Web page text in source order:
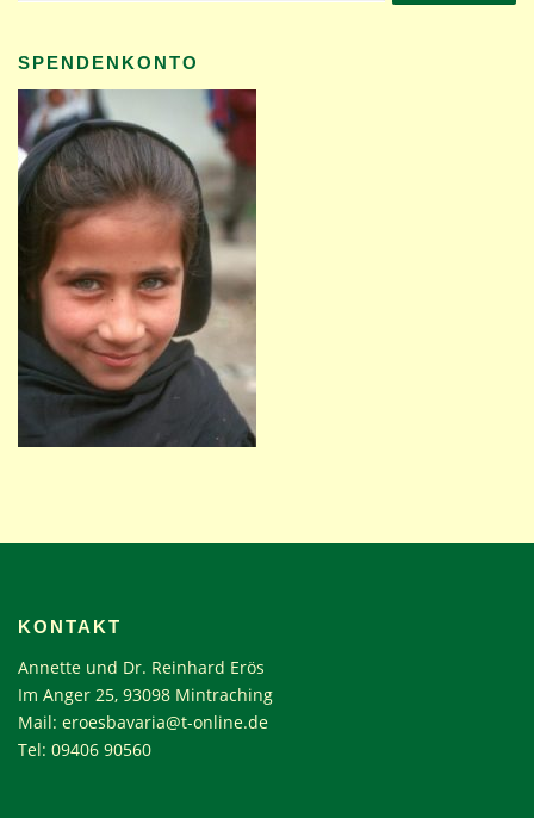
SPENDENKONTO
KONTAKT
Annette und Dr. Reinhard Erös
Im Anger 25, 93098 Mintraching
Mail: eroesbavaria@t-online.de
Tel: 09406 90560